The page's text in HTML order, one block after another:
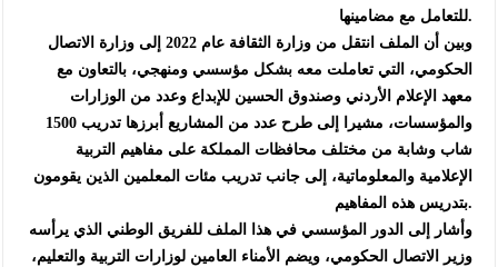
للتعامل مع مضامينها.
وبين أن الملف انتقل من وزارة الثقافة عام 2022 إلى وزارة الاتصال
الحكومي، التي تعاملت معه بشكل مؤسسي ومنهجي، بالتعاون مع
معهد الإعلام الأردني وصندوق الحسين للإبداع وعدد من الوزارات
والمؤسسات، مشيرا إلى طرح عدد من المشاريع أبرزها تدريب 1500
شاب وشابة من مختلف محافظات المملكة على مفاهيم التربية
الإعلامية والمعلوماتية، إلى جانب تدريب مئات المعلمين الذين يقومون
بتدريس هذه المفاهيم.
وأشار إلى الدور المؤسسي في هذا الملف للفريق الوطني الذي يرأسه
وزير الاتصال الحكومي، ويضم الأمناء العامين لوزارات التربية والتعليم،